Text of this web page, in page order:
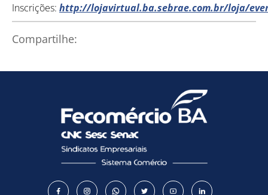
Inscrições: http://lojavirtual.ba.sebrae.com.br/loja/
Compartilhe: